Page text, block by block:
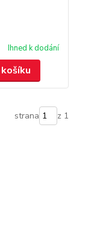
Ihned k dodání
strana z 1